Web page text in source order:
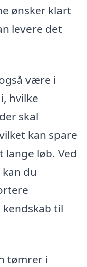
ønsker klart
levere det
være i
hvilke
skal
kan spare
løb. Ved
du
til
tømrer i